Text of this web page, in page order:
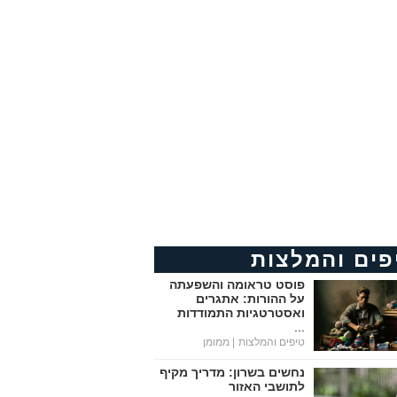
והמלצות
פוסט טראומה והשפעתה
על ההורות: אתגרים
ואסטרטגיות התמודדות
טיפים והמלצות | ממומן
נחשים בשרון: מדריך מקיף
לתושבי האזור